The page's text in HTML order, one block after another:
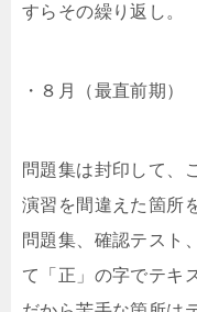
すらその繰り返し。
・８月（最直前期）
問題集は封印して、
演習を間違えた箇所
問題集、確認テスト
て「正」の字でテキ